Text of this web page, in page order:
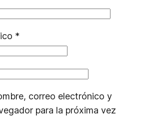
*
correo electrónico y
para la próxima vez